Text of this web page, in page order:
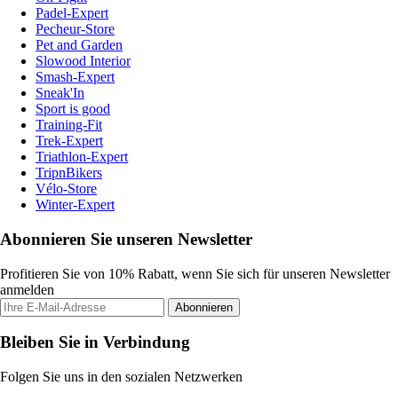
Padel-Expert
Pecheur-Store
Pet and Garden
Slowood Interior
Smash-Expert
Sneak'In
Sport is good
Training-Fit
Trek-Expert
Triathlon-Expert
TripnBikers
Vélo-Store
Winter-Expert
Abonnieren Sie unseren Newsletter
Profitieren Sie von 10% Rabatt, wenn Sie sich für unseren Newsletter
anmelden
Abonnieren
Bleiben Sie in Verbindung
Folgen Sie uns in den sozialen Netzwerken